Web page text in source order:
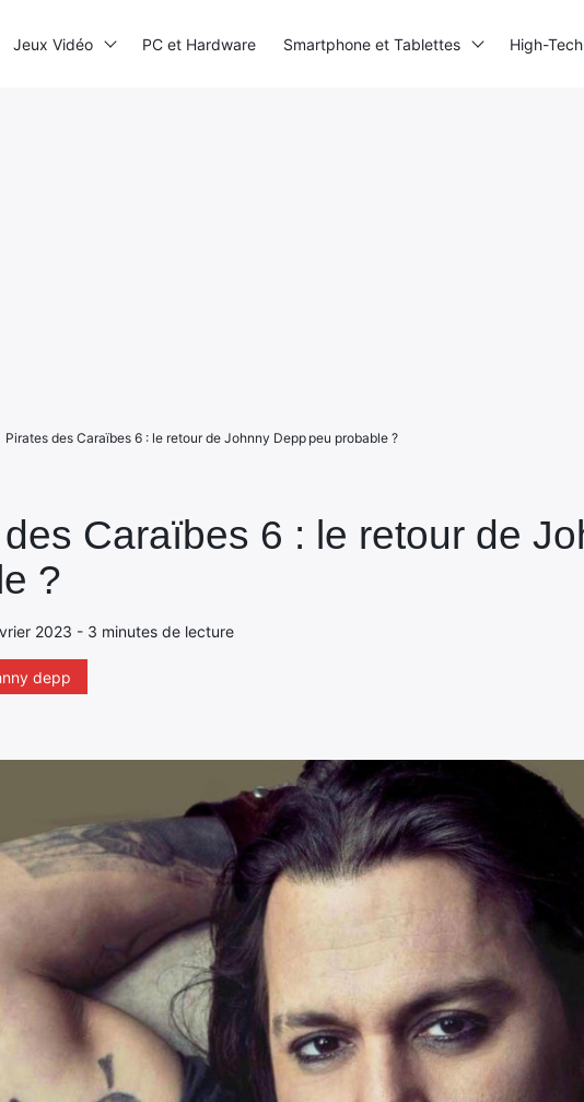
Caraïbes 6 : le retour de
?
2023 - 3 minutes de lecture
depp
Pirates des Caraïbes 6 : le retour de Johnny Depp peu probable ?
Jeux Vidéo PC et Hardware Smartphone et Tablettes High-Tech